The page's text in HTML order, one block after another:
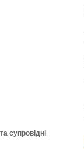
супровідні